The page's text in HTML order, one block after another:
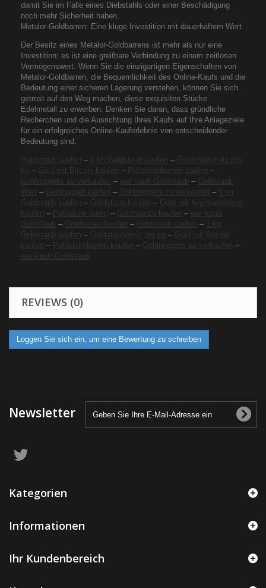
damit Sie im Falle eines Diebstahls oder einer Beschädigung
noch mehr Sicherheit haben.
Metalor-Goldbarren: Eine kluge Investition mit dauerhaftem Wert
Der Besitz eines Metalor-Goldbarrens ist mehr als nur eine
Investition; es ist eine greifbare Verbindung zu einem zeitlosen
Vermögenswert. Wenn Sie die einzigartigen Eigenschaften von
Metalor-Goldbarren, die Bequemlichkeit des Online-Kaufs und die
Bedeutung einer sicheren Lagerung verstehen, können Sie sich
getrost auf den Weg machen, diese exquisiten Stücke
Edelmetall zu erwerben. Denken Sie daran, dass gründliche
Recherchen und die Ausrichtung Ihres Kaufs auf Ihre Anlageziele
für ein erfolgreiches Online-Kauferlebnis von entscheidender
Bedeutung sind.
Goldstaub kaufen – 1 kg Goldstaub kaufen – Goldstaubpreis pro
– Gold mit Bitcoin kaufen – Palladiumbarren kaufen –
Goldnuggets zu verkaufen – wer kauft Goldstaub – Goldstaub
Wert – Goldnugget kaufen – Goldnuggets zu verkaufen –
Goldstaub kaufen – Goldstaub kaufen – Gold mit Kryptowährung
kaufen – Palladium pamp – Goldmünze kaufen – wer kauft
Goldstaub
– Goldbarren kaufen – Goldstaub kaufen –
Goldstaub kaufen – Goldstaubpreis pro kg – Gold mit Bitcoin
kaufen – Palladiumbarren kaufen – Goldnuggets zu verkaufen –
wer kauft Goldstaub
REVIEWS (0)
Loggen Sie sich ein, um eine Bewertung zu schreiben
Newsletter
Kategorien
Informationen
Ihr Kundenbereich